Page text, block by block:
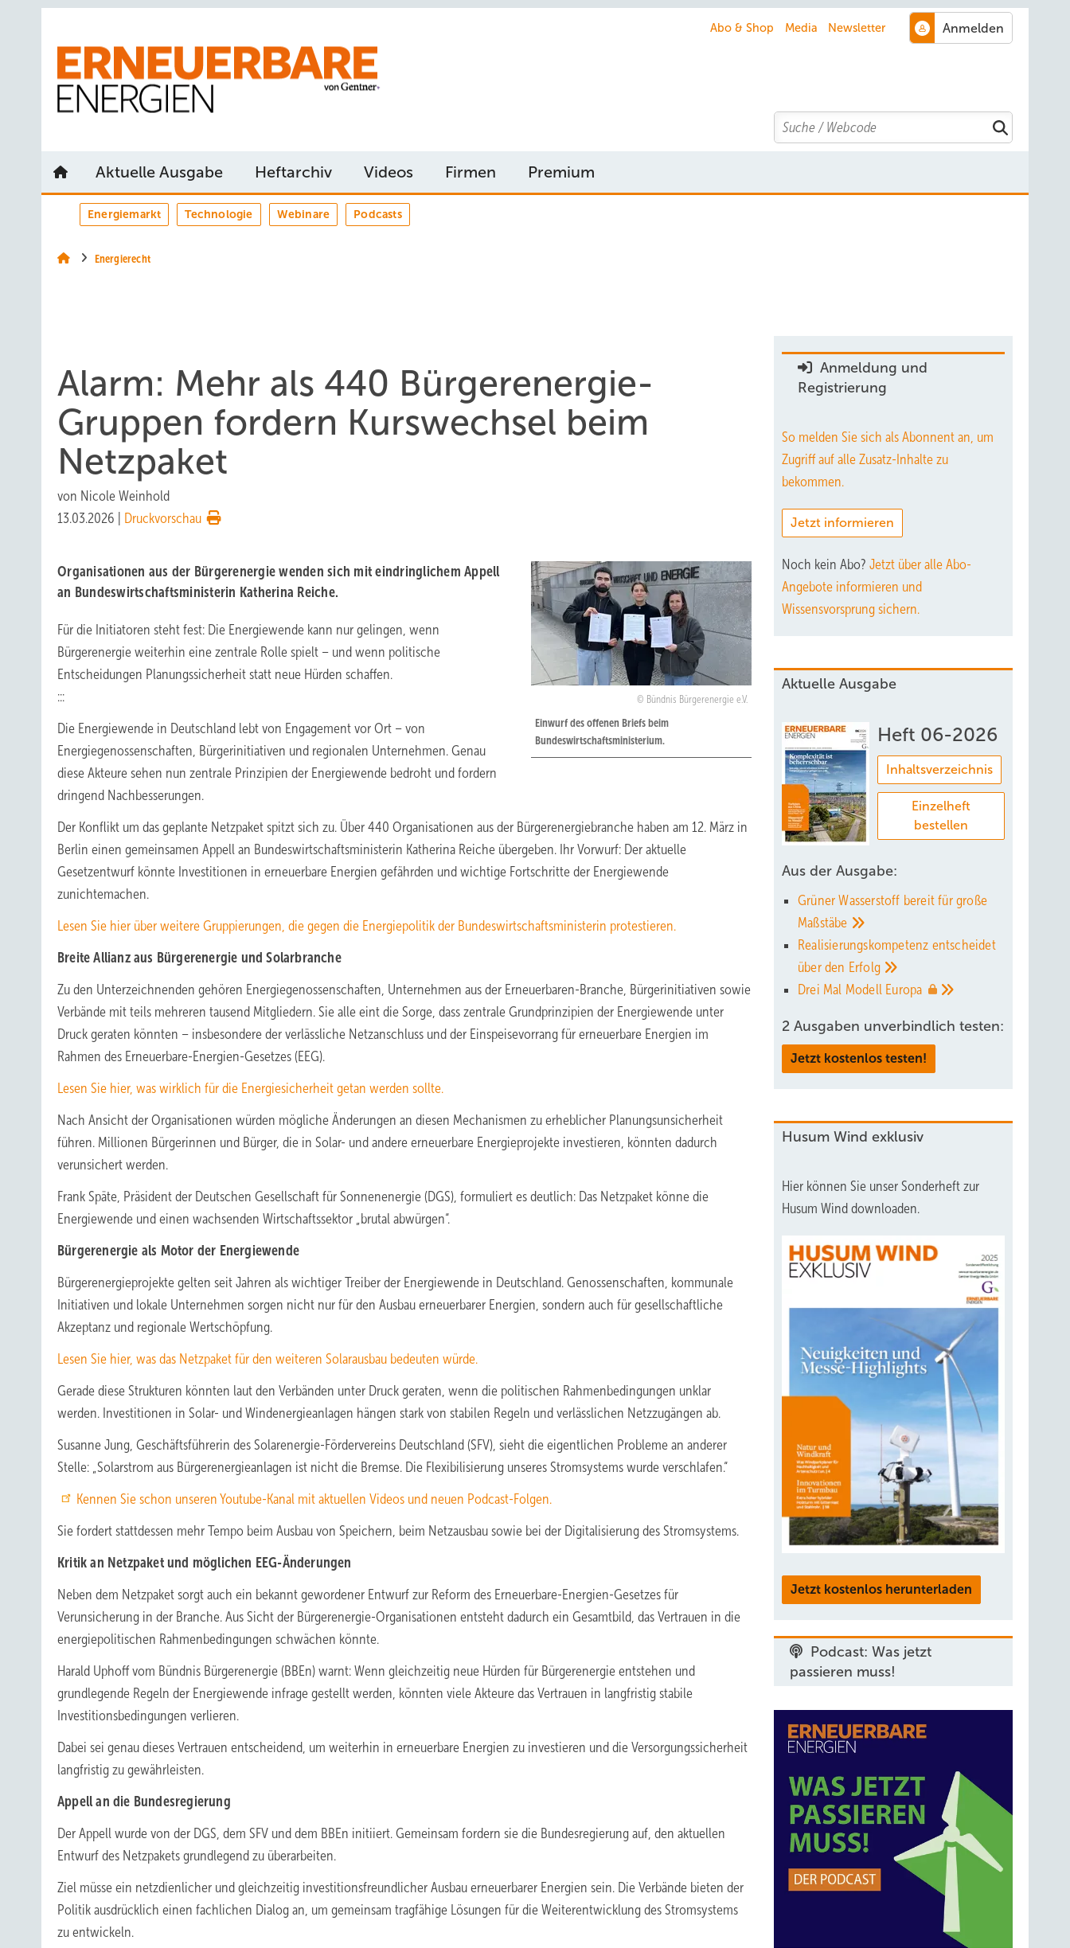
Abo & Shop Media Newsletter
Search
Aktuelle Ausgabe Heftarchiv Videos Firmen Premium
Energiemarkt Technologie Webinare Podcasts
Energierecht
Alarm: Mehr als 440 Bürgerenergie-
Gruppen fordern Kurswechsel beim
Netzpaket
von Nicole Weinhold
13.03.2026
Druckvorschau
Bündnis Bürgerenergie e.V.
Einwurf des offenen Briefs beim
Bundeswirtschaftsministerium.
Organisationen aus der Bürgerenergie wenden sich mit eindringlichem Appell
an Bundeswirtschaftsministerin Katherina Reiche.
Für die Initiatoren steht fest: Die Energiewende kann nur gelingen, wenn
Bürgerenergie weiterhin eine zentrale Rolle spielt – und wenn politische
Entscheidungen Planungssicherheit statt neue Hürden schaffen.
:::
Die Energiewende in Deutschland lebt von Engagement vor Ort – von
Energiegenossenschaften, Bürgerinitiativen und regionalen Unternehmen. Genau
diese Akteure sehen nun zentrale Prinzipien der Energiewende bedroht und fordern
dringend Nachbesserungen.
Der Konflikt um das geplante Netzpaket spitzt sich zu. Über 440 Organisationen aus der Bürgerenergiebranche haben am 12. März in
Berlin einen gemeinsamen Appell an Bundeswirtschaftsministerin Katherina Reiche übergeben. Ihr Vorwurf: Der aktuelle
Gesetzentwurf könnte Investitionen in erneuerbare Energien gefährden und wichtige Fortschritte der Energiewende
zunichtemachen.
Lesen Sie hier über weitere Gruppierungen, die gegen die Energiepolitik der Bundeswirtschaftsministerin protestieren.
Breite Allianz aus Bürgerenergie und Solarbranche
Zu den Unterzeichnenden gehören Energiegenossenschaften, Unternehmen aus der Erneuerbaren-Branche, Bürgerinitiativen sowie
Verbände mit teils mehreren tausend Mitgliedern. Sie alle eint die Sorge, dass zentrale Grundprinzipien der Energiewende unter
Druck geraten könnten – insbesondere der verlässliche Netzanschluss und der Einspeisevorrang für erneuerbare Energien im
Rahmen des Erneuerbare-Energien-Gesetzes (EEG).
Lesen Sie hier, was wirklich für die Energiesicherheit getan werden sollte.
Nach Ansicht der Organisationen würden mögliche Änderungen an diesen Mechanismen zu erheblicher Planungsunsicherheit
führen. Millionen Bürgerinnen und Bürger, die in Solar- und andere erneuerbare Energieprojekte investieren, könnten dadurch
verunsichert werden.
Frank Späte, Präsident der Deutschen Gesellschaft für Sonnenenergie (DGS), formuliert es deutlich: Das Netzpaket könne die
Energiewende und einen wachsenden Wirtschaftssektor „brutal abwürgen“.
Bürgerenergie als Motor der Energiewende
Bürgerenergieprojekte gelten seit Jahren als wichtiger Treiber der Energiewende in Deutschland. Genossenschaften, kommunale
Initiativen und lokale Unternehmen sorgen nicht nur für den Ausbau erneuerbarer Energien, sondern auch für gesellschaftliche
Akzeptanz und regionale Wertschöpfung.
Lesen Sie hier, was das Netzpaket für den weiteren Solarausbau bedeuten würde.
Gerade diese Strukturen könnten laut den Verbänden unter Druck geraten, wenn die politischen Rahmenbedingungen unklar
werden. Investitionen in Solar- und Windenergieanlagen hängen stark von stabilen Regeln und verlässlichen Netzzugängen ab.
Susanne Jung, Geschäftsführerin des Solarenergie-Fördervereins Deutschland (SFV), sieht die eigentlichen Probleme an anderer
Stelle: „Solarstrom aus Bürgerenergieanlagen ist nicht die Bremse. Die Flexibilisierung unseres Stromsystems wurde verschlafen.“
Kennen Sie schon unseren Youtube-Kanal mit aktuellen Videos und neuen Podcast-Folgen.
Sie fordert stattdessen mehr Tempo beim Ausbau von Speichern, beim Netzausbau sowie bei der Digitalisierung des Stromsystems.
Kritik an Netzpaket und möglichen EEG-Änderungen
Neben dem Netzpaket sorgt auch ein bekannt gewordener Entwurf zur Reform des Erneuerbare-Energien-Gesetzes für
Verunsicherung in der Branche. Aus Sicht der Bürgerenergie-Organisationen entsteht dadurch ein Gesamtbild, das Vertrauen in die
energiepolitischen Rahmenbedingungen schwächen könnte.
Harald Uphoff vom Bündnis Bürgerenergie (BBEn) warnt: Wenn gleichzeitig neue Hürden für Bürgerenergie entstehen und
grundlegende Regeln der Energiewende infrage gestellt werden, könnten viele Akteure das Vertrauen in langfristig stabile
Investitionsbedingungen verlieren.
Dabei sei genau dieses Vertrauen entscheidend, um weiterhin in erneuerbare Energien zu investieren und die Versorgungssicherheit
langfristig zu gewährleisten.
Appell an die Bundesregierung
Der Appell wurde von der DGS, dem SFV und dem BBEn initiiert. Gemeinsam fordern sie die Bundesregierung auf, den aktuellen
Entwurf des Netzpakets grundlegend zu überarbeiten.
Ziel müsse ein netzdienlicher und gleichzeitig investitionsfreundlicher Ausbau erneuerbarer Energien sein. Die Verbände bieten der
Politik ausdrücklich einen fachlichen Dialog an, um gemeinsam tragfähige Lösungen für die Weiterentwicklung des Stromsystems
zu entwickeln.
Anmeldung und
Registrierung
So melden Sie sich als Abonnent an, um
Zugriff auf alle Zusatz-Inhalte zu
bekommen.
Jetzt informieren
Noch kein Abo? Jetzt über alle Abo-
Angebote informieren und
Wissensvorsprung sichern.
Aktuelle Ausgabe
Heft 06-2026
Inhaltsverzeichnis
Einzelheft
bestellen
Aus der Ausgabe:
Grüner Wasserstoff bereit für große
Maßstäbe
Realisierungskompetenz entscheidet
über den Erfolg
Drei Mal Modell Europa
2 Ausgaben unverbindlich testen:
Jetzt kostenlos testen!
Husum Wind exklusiv
Hier können Sie unser Sonderheft zur
Husum Wind downloaden.
Jetzt kostenlos herunterladen
Podcast: Was jetzt
passieren muss!